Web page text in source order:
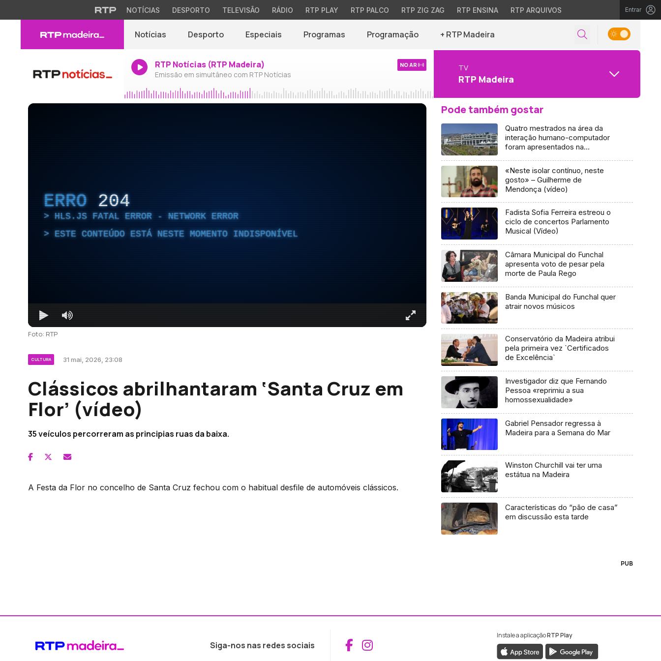
NOTÍCIAS DESPORTO TELEVISÃO RÁDIO RTP PLAY RTP PALCO RTP ZIG ZAG RTP ENSINA RTP ARQUIVOS Entrar
Notícias Desporto Especiais Programas Programação + RTP Madeira
RTP Notícias (RTP Madeira)
Emissão em simultâneo com RTP Notícias
NO AR TV
RTP Madeira
ERRO 204
HLS.JS FATAL ERROR - NETWORK ERROR
ESTE CONTEÚDO ESTÁ NESTE MOMENTO INDISPONÍVEL
Foto: RTP
CULTURA 31 mai, 2026, 23:08
Clássicos abrilhantaram ‘Santa Cruz em
Flor’ (vídeo)
35 veículos percorreram as principias ruas da baixa.
A Festa da Flor no concelho de Santa Cruz fechou com o habitual desfile de automóveis clássicos.
Pode também gostar
Quatro mestrados na área da
interação humano-computador
foram apresentados na
«Neste isolar contínuo, neste
gosto» – Guilherme de
Mendonça (vídeo)
Fadista Sofia Ferreira estreou o
ciclo de concertos Parlamento
Musical (Vídeo)
Câmara Municipal do Funchal
apresenta voto de pesar pela
morte de Paula Rego
Banda Municipal do Funchal quer
atrair novos músicos
Conservatório da Madeira atribui
pela primeira vez `Certificados
de Excelência`
Investigador diz que Fernando
Pessoa «reprimiu a sua
homossexualidade»
Gabriel Pensador regressa à
Madeira para a Semana do Mar
Winston Churchill vai ter uma
estátua na Madeira
Características do “pão de casa”
em discussão esta tarde
PUB
Siga-nos nas redes sociais Aceder ao Facebook da RTP Madeira
Aceder ao Instagram da RTP Madeira
Instale a aplicaçãoRTP Play